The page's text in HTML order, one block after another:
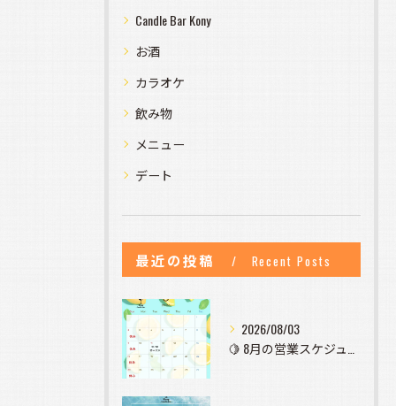
Candle Bar Kony
お酒
カラオケ
飲み物
メニュー
デート
最近の投稿 Recent Posts
2026/08/03